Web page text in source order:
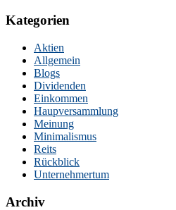
Kategorien
Aktien
Allgemein
Blogs
Dividenden
Einkommen
Haupversammlung
Meinung
Minimalismus
Reits
Rückblick
Unternehmertum
Archiv